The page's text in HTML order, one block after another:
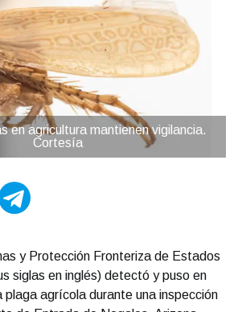
en agricultura mantienen vigilancia.
Cortesía
y Protección Fronteriza de Estados
siglas en inglés) detectó y puso en
plaga agrícola durante una inspección